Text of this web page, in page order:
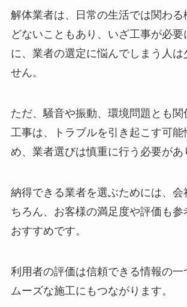
解体業者は、日常の生活では関わる
どないこともあり、いざ工事が必要
に、業者の選定に悩んでしまう人は
せん。
ただ、騒音や振動、環境問題とも関
工事は、トラブルを引き起こす可能
め、業者選びは慎重に行う必要があ
納得できる業者を選ぶためには、会
ちろん、お客様の満足度や評価も参
おすすめです。
利用者の評価は信頼できる情報の一
ムーズな施工にもつながります。